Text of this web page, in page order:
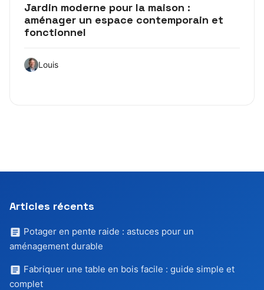
Jardin moderne pour la maison :
aménager un espace contemporain et
fonctionnel
Louis
Articles récents
Potager en pente raide : astuces pour un
aménagement durable
Fabriquer une table en bois facile : guide simple et
complet